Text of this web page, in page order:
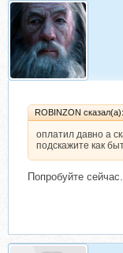
ROBINZON сказал(а):
оплатил давно а
подскажите как
Попробуйте сейчас.